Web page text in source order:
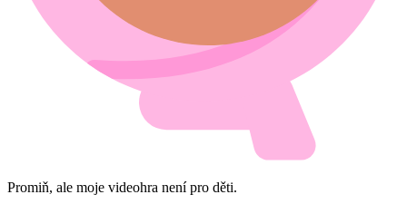
Promiň, ale moje videohra není pro děti.